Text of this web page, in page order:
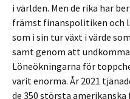
i världen. Men de rika har
främst finanspolitiken och
som i sin tur växt i värde
samt genom att
Löneökningarna för
varit enorma. År 2021
de 350 största